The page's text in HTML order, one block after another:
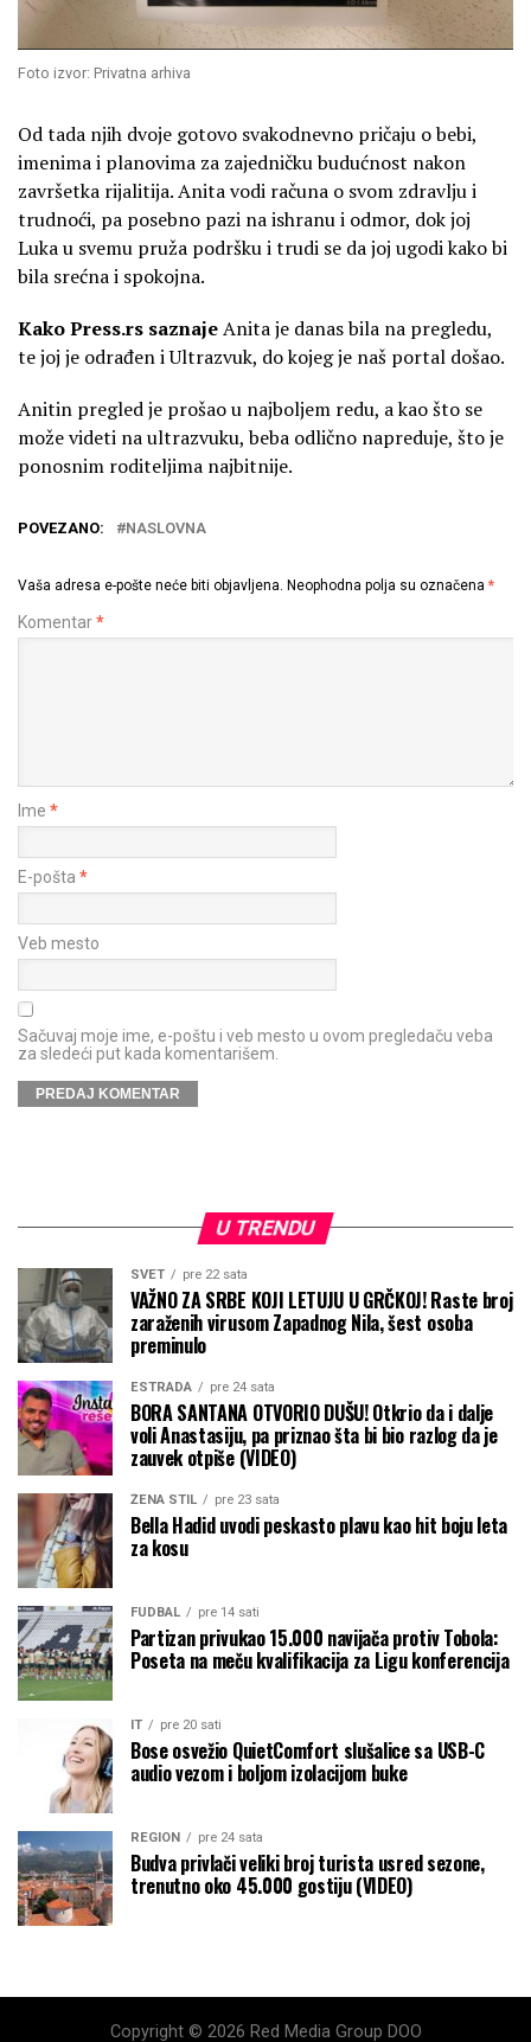
Foto izvor: Privatna arhiva
Od tada njih dvoje gotovo svakodnevno pričaju o bebi,
imenima i planovima za zajedničku budućnost nakon
završetka rijalitija. Anita vodi računa o svom zdravlju i
trudnoći, pa posebno pazi na ishranu i odmor, dok joj
Luka u svemu pruža podršku i trudi se da joj ugodi kako bi
bila srećna i spokojna.
Kako Press.rs saznajeAnita je danas bila na pregledu,
te joj je odrađen i Ultrazvuk, do kojeg je naš portal došao.
Anitin pregled je prošao u najboljem redu, a kao što se
može videti na ultrazvuku, beba odlično napreduje, što je
ponosnim roditeljima najbitnije.
POVEZANO: NASLOVNA
Vaša adresa e-pošte neće biti objavljena. Neophodna polja su označena *
Komentar*
Ime *
E-pošta *
Veb mesto
Sačuvaj moje ime, e-poštu i veb mesto u ovom pregledaču veba
za sledeći put kada komentarišem.
U TRENDU
SVET pre 22 sata
VAŽNO ZA SRBE KOJI LETUJU U GRČKOJ! Raste broj
zaraženih virusom Zapadnog Nila, šest osoba
preminulo
ESTRADA pre 24 sata
BORA SANTANA OTVORIO DUŠU! Otkrio da i dalje
voli Anastasiju, pa priznao šta bi bio razlog da je
zauvek otpiše (VIDEO)
ŽENA STIL pre 23 sata
Bella Hadid uvodi peskasto plavu kao hit boju leta
za kosu
FUDBAL pre 14 sati
Partizan privukao 15.000 navijača protiv Tobola:
Poseta na meču kvalifikacija za Ligu konferencija
IT pre 20 sati
Bose osvežio QuietComfort slušalice sa USB-C
audio vezom i boljom izolacijom buke
REGION pre 24 sata
Budva privlači veliki broj turista usred sezone,
trenutno oko 45.000 gostiju (VIDEO)
Copyright © 2026 Red Media Group DOO